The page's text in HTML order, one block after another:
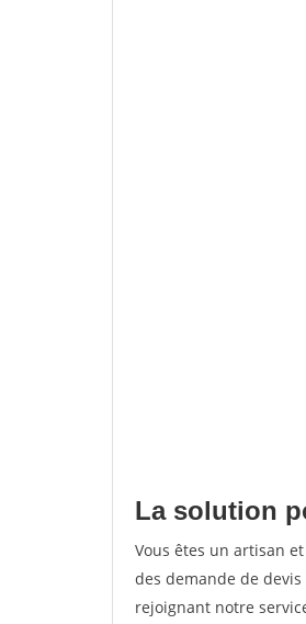
La solution
Vous êtes un artisan
des demande de
rejoignant notre